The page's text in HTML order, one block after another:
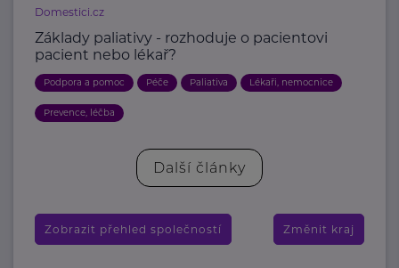
Domestici.cz
Základy paliativy - rozhoduje o pacientovi
pacient nebo lékař?
Podpora a pomoc Péče Paliativa Lékaři, nemocnice
Prevence, léčba
Další články
Zobrazit přehled společností Změnit kraj